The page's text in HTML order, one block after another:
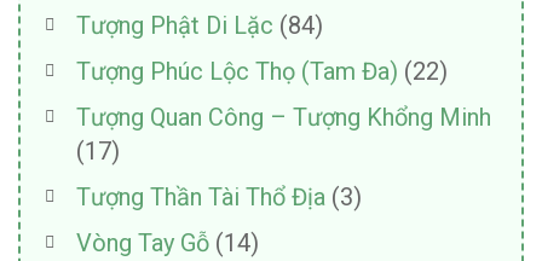
Tượng Phật Di Lặc (84)
Tượng Phúc Lộc Thọ (Tam Đa) (22)
Tượng Quan Công – Tượng Khổng Minh
(17)
Tượng Thần Tài Thổ Địa(3)
Vòng Tay Gỗ(14)